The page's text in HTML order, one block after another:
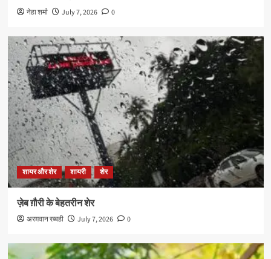
नेहा शर्मा July 7, 2026 0
शायर और शेर शायरी शेर
ज़ेब ग़ौरी के बेहतरीन शेर
अरग़वान रब्बही July 7, 2026 0